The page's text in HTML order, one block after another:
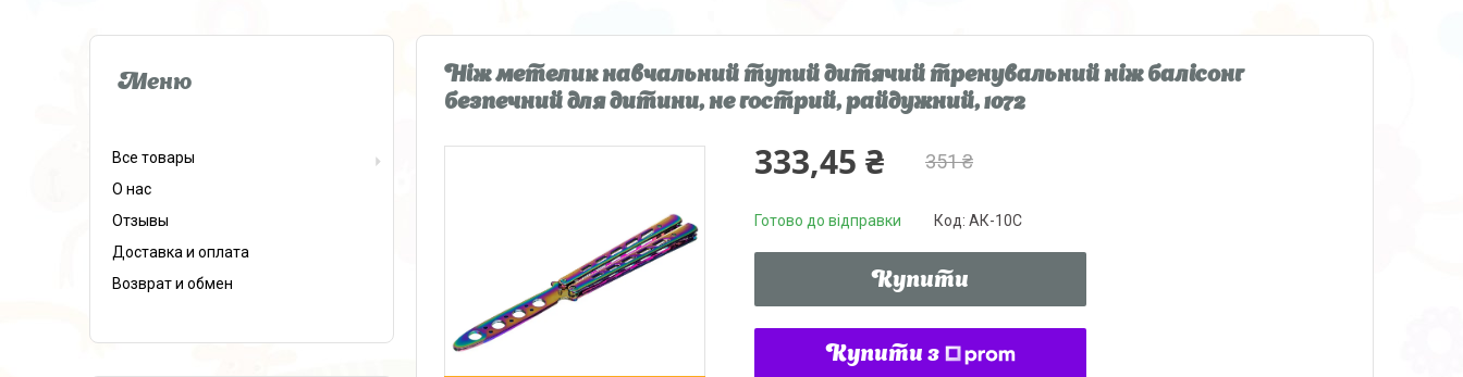
Ніж метелик навчальний тупий дитячий тренувальний ніж балісонг
безпечний для дитини, не гострий, райдужний, 1072
351 ₴
333,45 ₴
Готово до відправки Код: АК-10С
Купити
Купити з
Все товары
О нас
Отзывы
Доставка и оплата
Возврат и обмен